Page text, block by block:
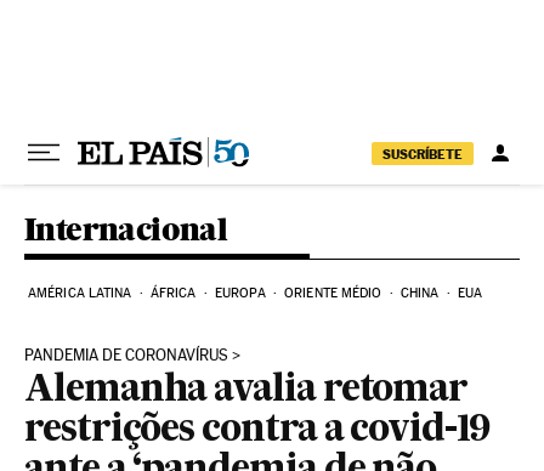
SUSCRÍBETE
Internacional
AMÉRICA LATINA ÁFRICA EUROPA ORIENTE MÉDIO CHINA EUA
PANDEMIA DE CORONAVÍRUS
Alemanha avalia retomar
restrições contra a covid-19